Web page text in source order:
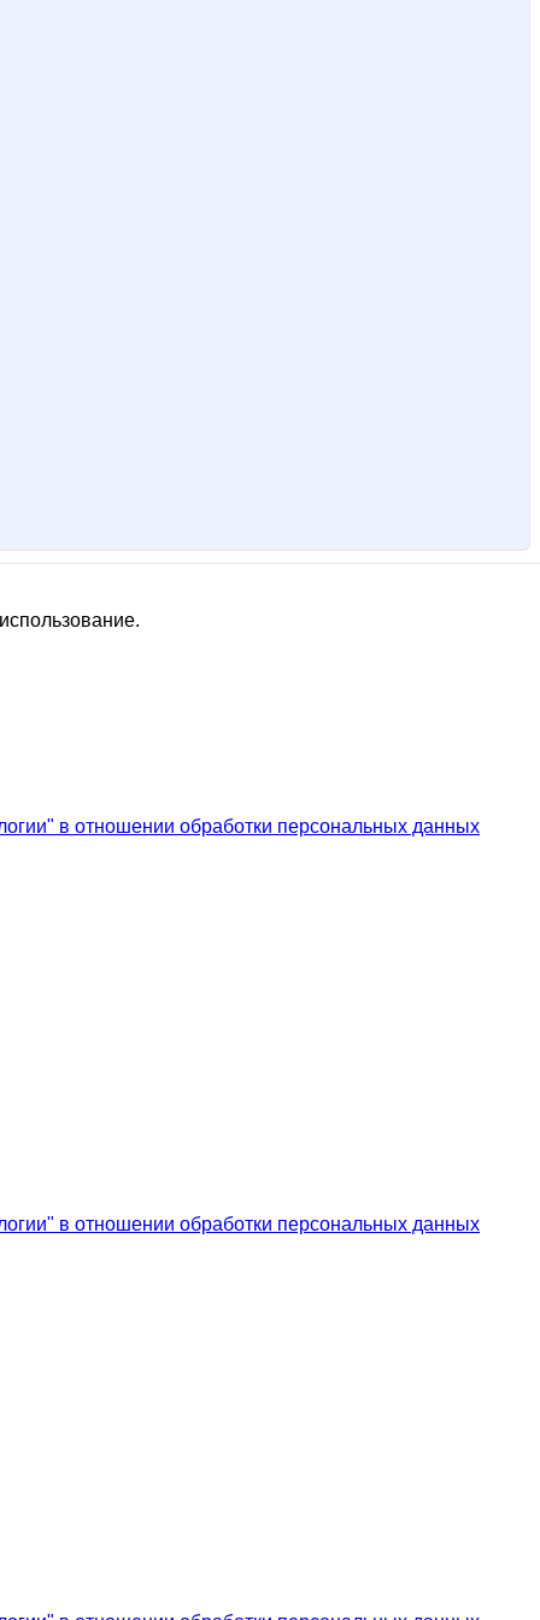
в отношении обработки персональных данных
в отношении обработки персональных данных